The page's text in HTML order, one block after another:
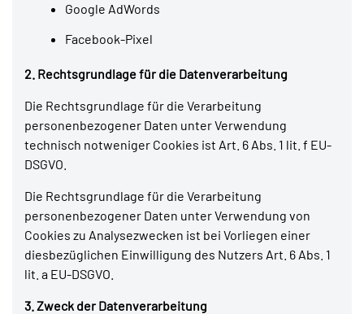
Google AdWords
Facebook-Pixel
2. Rechtsgrundlage für die Datenverarbeitung
Die Rechtsgrundlage für die Verarbeitung
personenbezogener Daten unter Verwendung
technisch notweniger Cookies ist Art. 6 Abs. 1 lit. f EU-
DSGVO.
Die Rechtsgrundlage für die Verarbeitung
personenbezogener Daten unter Verwendung von
Cookies zu Analysezwecken ist bei Vorliegen einer
diesbezüglichen Einwilligung des Nutzers Art. 6 Abs. 1
lit. a EU-DSGVO.
3. Zweck der Datenverarbeitung